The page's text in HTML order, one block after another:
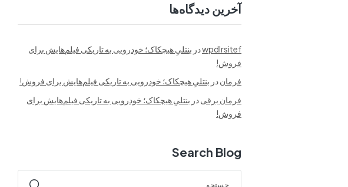
آخرین دیدگاه‌ها
wpdlrsitefدر بنتلیِ هیچکاک؛ خودرویی به تاریکی فیلم‌هایش برای
فروش!
فرماندر بنتلیِ هیچکاک؛ خودرویی به تاریکی فیلم‌هایش برای فروش!
فرمان برقیدر بنتلیِ هیچکاک؛ خودرویی به تاریکی فیلم‌هایش برای
فروش!
Search Blog